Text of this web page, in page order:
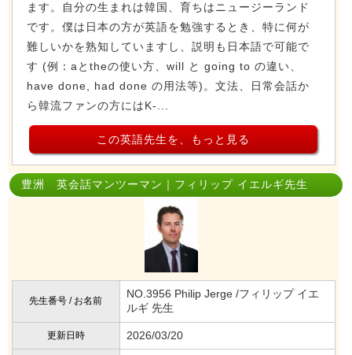
ます。自分の生まれは韓国、育ちはニュージーランド
です。僕は日本の方が英語を勉強するとき、特に何が
難しいかを熟知していますし、説明も日本語で可能で
す (例：aとtheの使い方、will と going to の違い、
have done, had done の用法等)。文法、日常会話か
ら韓流ファンの方にはK-...
この英語先生を、もっと見る
豊洲 英会話マンツーマン｜フィリップ イエルギ先生
先生番号 / お名前
NO.3956 Philip Jerge /フィリップ イエ
ルギ 先生
更新日時 2026/03/20